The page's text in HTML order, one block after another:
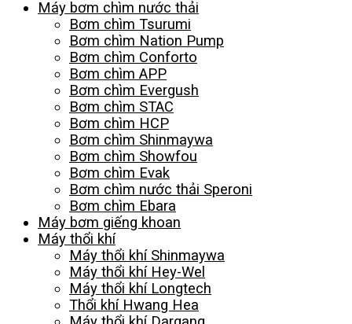
Máy bơm chìm nước thải
Bơm chìm Tsurumi
Bơm chìm Nation Pump
Bơm chìm Conforto
Bơm chìm APP
Bơm chìm Evergush
Bơm chìm STAC
Bơm chìm HCP
Bơm chìm Shinmaywa
Bơm chìm Showfou
Bơm chìm Evak
Bơm chìm nước thải Speroni
Bơm chìm Ebara
Máy bơm giếng khoan
Máy thổi khí
Máy thổi khí Shinmaywa
Máy thổi khí Hey-Wel
Máy thổi khí Longtech
Thổi khí Hwang Hea